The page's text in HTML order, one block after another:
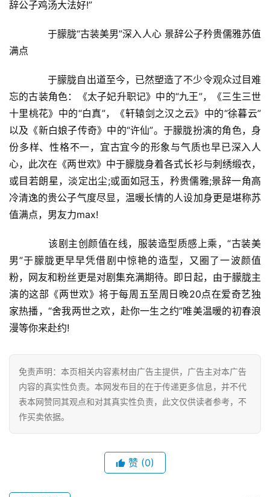
科
经
济
金
融
互
联
网
乐
综
艺
房
产
母
婴
亲
辞公子鸡汤大法好!”
于朦胧“古装美男”深入人心 景辞公子矜贵儒雅苏值
满点
于朦胧自出道至今，已然塑造了不少令观众过目难
忘的古装角色：《太子妃升职记》中的“九王”，《三生三世
十里桃花》中的“白真”，《轩辕剑之汉之云》中的“徐暮云”
以及《新白娘子传奇》中的“许仙”。于朦胧扮演的角色，身
份多样、性格不一，宜古宜今的形象与气质也早已深入人
心，此次在《两世欢》中于朦胧身着各式长衫与刺绣缎衣，
或目若朗星，淡定出尘;或面如冠玉，矜贵儒雅;景辞一角高
冷清逸的贵公子气度尽显，温暖长情的人设加身更是堪称苏
值满点，男友力max!
该剧主创颜值在线，服装造型质感上乘，“古装美
男”于朦胧更早早凭借剧中惊艳的造型，又圈了一波颜值
粉，网友和粉丝更是对剧集充满期待。即日起，由于朦胧主
演的这部《两世欢》将于每周五至周日晚20点在爱奇艺独
家热播，“舍我两世之欢，赴你一生之约”唯美温暖的初春浪
漫等你来赴约!
免责声明：本页相关内容素材由广告主提供，广告主对本广告
内容的真实性负责。本网发布目的在于传递更多信息，并不代
表本网赞同其观点和对其真实性负责，此文仅供读者参考，不
作买卖依据。
赞 (0)